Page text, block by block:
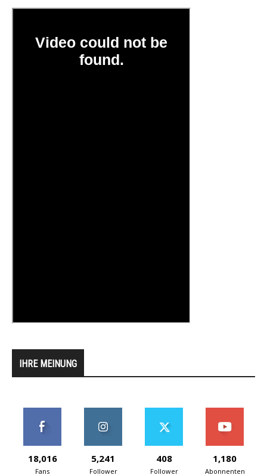
IHRE MEINUNG
18,016
Fans
5,241
Follower
408
Follower
1,180
Abonnenten